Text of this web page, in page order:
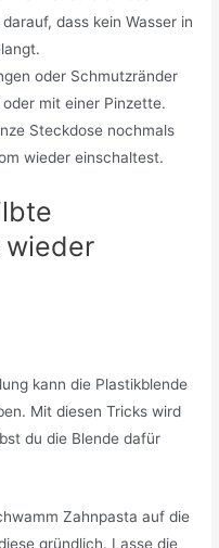
dass kein Wasser in
oder Schmutzränder
mit einer Pinzette.
Steckdose nochmals
wieder einschaltest.
wieder
kann die Plastikblende
Mit diesen Tricks wird
du die Blende dafür
Zahnpasta auf die
gründlich. Lasse die